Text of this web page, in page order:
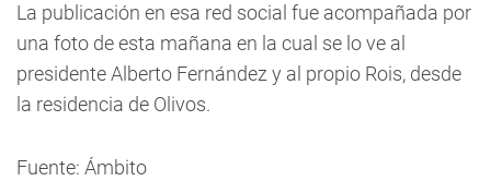
La publicación en esa red social fue acompañada por
una foto de esta mañana en la cual se lo ve al
presidente Alberto Fernández y al propio Rois, desde
la residencia de Olivos.
Fuente: Ámbito